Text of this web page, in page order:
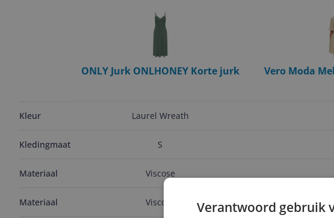
Kleur
Kledingmaat
Materiaal
Materiaal
ONLY Jurk ONLHONEY Korte jurk
Laurel Wreath
S
Viscose
Viscose
Vero Moda
Verantwoord gebruik